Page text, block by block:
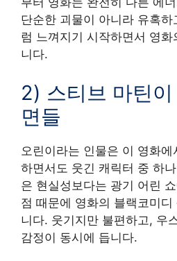
단순한 괴물이 아니라 유혹하
럼 느껴지기 시작하면서 영
니다.
2) 스티브 마틴
면들
오린이라는 인물은 이 영화
하면서도 웃긴 캐릭터 중 하
은 현실성보다는 광기 어린
점 때문에 영화의 블랙코미
니다. 웃기지만 불편하고, 우
감정이 동시에 듭니다.